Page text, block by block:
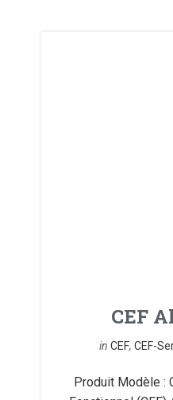
CEF
in CEF, CEF-
Produit Modèle :